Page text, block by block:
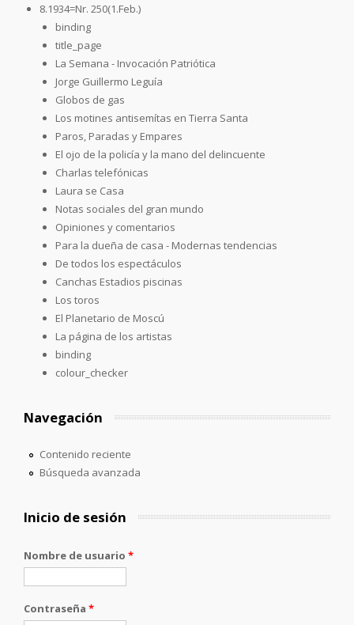
8.1934=Nr. 250(1.Feb.)
binding
title_page
La Semana - Invocación Patriótica
Jorge Guillermo Leguía
Globos de gas
Los motines antisemítas en Tierra Santa
Paros, Paradas y Empares
El ojo de la policía y la mano del delincuente
Charlas telefónicas
Laura se Casa
Notas sociales del gran mundo
Opiniones y comentarios
Para la dueña de casa - Modernas tendencias
De todos los espectáculos
Canchas Estadios piscinas
Los toros
El Planetario de Moscú
La página de los artistas
binding
colour_checker
Navegación
Contenido reciente
Búsqueda avanzada
Inicio de sesión
Nombre de usuario *
Contraseña *